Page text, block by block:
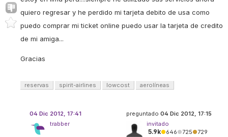
quiero regresar y he perdido mi tarjeta debito de usa como
puedo comprar mi ticket online puedo usar la tarjeta de credito
de mi amiga...
Gracias
reservas spirit-airlines lowcost aerolíneas
preguntado 04 Dic 2012, 17:15
invitado
5.9k●646●725●729
04 Dic 2012, 17:41
trabber